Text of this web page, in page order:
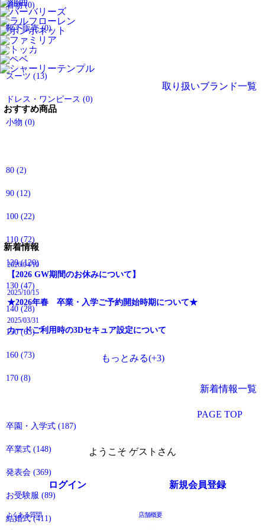
着物(0)
靴下販売(0)
大人の方のアイテム
スーツ (13)
ドレス・ワンピース (0)
小物 (0)
80 (2)
90 (12)
100 (22)
110 (72)
120(120)
130 (47)
140 (28)
150(63)
160 (73)
170 (8)
卒園・入学式 (187)
卒業式 (148)
発表会 (369)
お受験服 (89)
結婚式(411)
取り扱いブランド一覧
おすすめ商品
新着情報
2026/04/10
【2026 GW期間のお休みについて】
2025/10/15
★2026年春 卒業・入学ご予約開始時期について★
2025/03/31
カードご利用時の3Dセキュア設定について
もっとみる(+3)
新着情報一覧
PAGE TOP
ようこそ ゲストさん
ログイン 新規会員登録
よくある質問 店舗概要